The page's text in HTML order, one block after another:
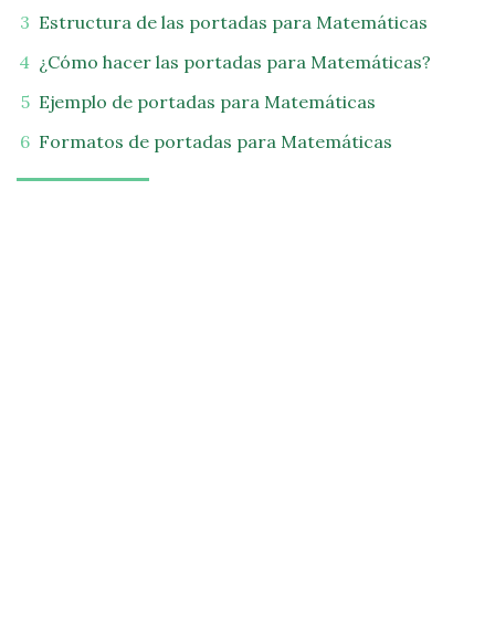
Estructura de las portadas para Matemáticas
¿Cómo hacer las portadas para Matemáticas?
Ejemplo de portadas para Matemáticas
Formatos de portadas para Matemáticas